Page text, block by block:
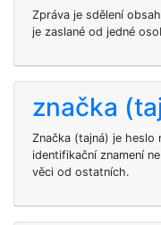
Zpráva je sdělení
je zaslané od jedné
značka
Značka (tajná) je heslo
identifikační znamení
věci od ostatních.